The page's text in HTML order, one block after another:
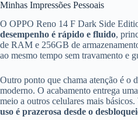
Minhas Impressões Pessoais
O OPPO Reno 14 F Dark Side
desempenho é rápido e fluido,
de RAM e 256GB de
ao mesmo tempo sem travamento e
Outro ponto que chama atenção é o
moderno. O acabamento entrega
meio a outros celulares mais básicos.
uso é prazerosa desde o